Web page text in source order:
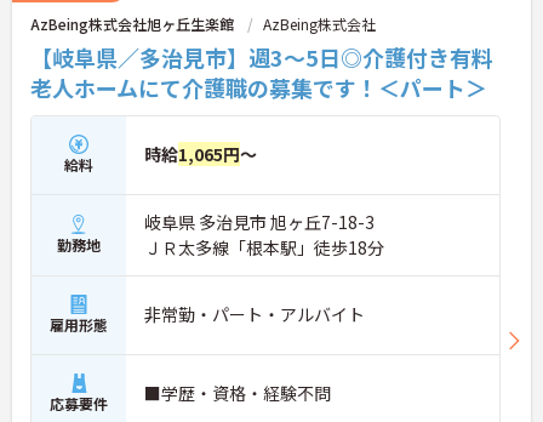
AzBeing株式会社旭ヶ丘生楽館 AzBeing株式会社
【岐阜県／多治見市】週3～5日◎介護付き有料
老人ホームにて介護職の募集です！＜パート＞
給料 時給1,065円～
勤務地
岐阜県 多治見市 旭ヶ丘7-18-3
ＪＲ太多線「根本駅」徒歩18分
雇用形態 非常勤・パート・アルバイト
応募要件 ■学歴・資格・経験不問